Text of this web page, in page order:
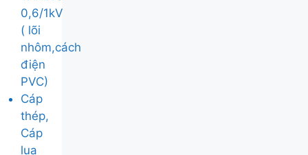
0,6/1kV
( lõi
nhôm,cách
điện
PVC)
Cáp
thép,
Cáp
lụa